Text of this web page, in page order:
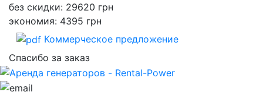
без скидки: 29620 грн
экономия: 4395 грн
Коммерческое предложение
Спасибо за заказ